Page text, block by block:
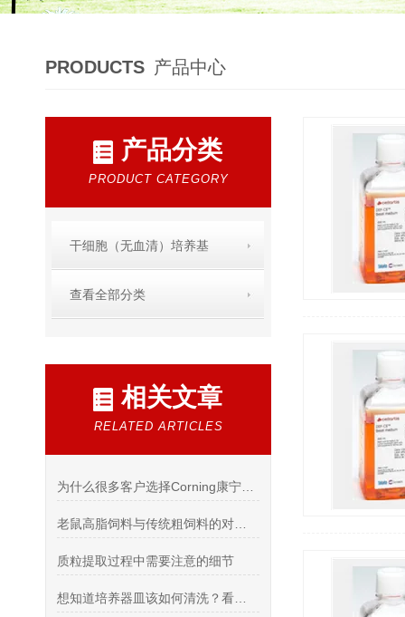
PRODUCTS 产品中心
产品分类
PRODUCT CATEGORY
干细胞（无血清）培养基
查看全部分类
相关文章
RELATED ARTICLES
质粒提取过程中需要注意的细节